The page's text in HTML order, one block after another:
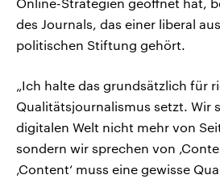
des Journals, das einer liberal
politischen Stiftung gehört.
„Ich halte das grundsätzlich für
Qualitätsjournalismus setzt. Wir
digitalen Welt nicht mehr von
sondern wir sprechen von
‚Content‘ muss eine gewisse